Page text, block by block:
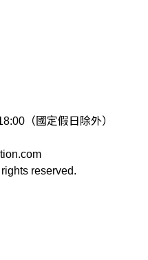
（國定假日除外）
reserved.